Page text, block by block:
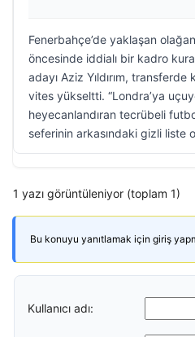
Fenerbahçe’de yaklaşan
öncesinde iddialı bir kadro
adayı Aziz Yıldırım, transferde
vites yükseltti. “Londra’ya
heyecanlandıran tecrübeli
seferinin arkasındaki gizli liste
1 yazı görüntüleniyor (toplam 1)
Bu konuyu yanıtlamak için giriş
Kullanıcı adı: